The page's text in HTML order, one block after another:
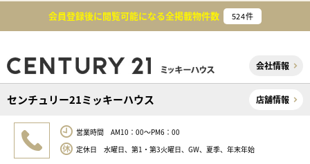
会員登録後に閲覧可能になる全掲載物件数 524件
会社情報
センチュリー21ミッキーハウス 店舗情報
営業時間 AM10：00～PM6：00
定休日 水曜日、第1・第3火曜日、GW、夏季、年末年始